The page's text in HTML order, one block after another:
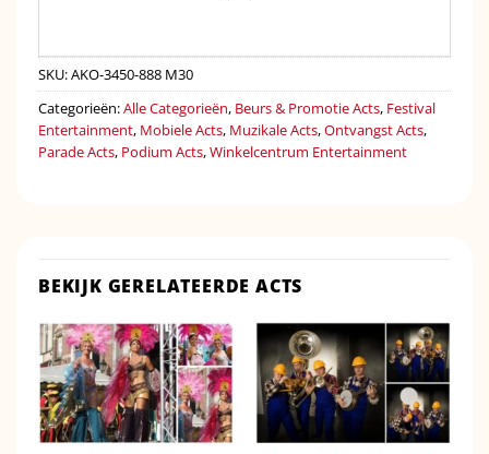
SKU:AKO-3450-888 M30
Categorieën:Alle Categorieën, Beurs & Promotie Acts, Festival
Entertainment, Mobiele Acts, Muzikale Acts,Ontvangst Acts,
Parade Acts, Podium Acts,Winkelcentrum Entertainment
BEKIJK GERELATEERDE ACTS